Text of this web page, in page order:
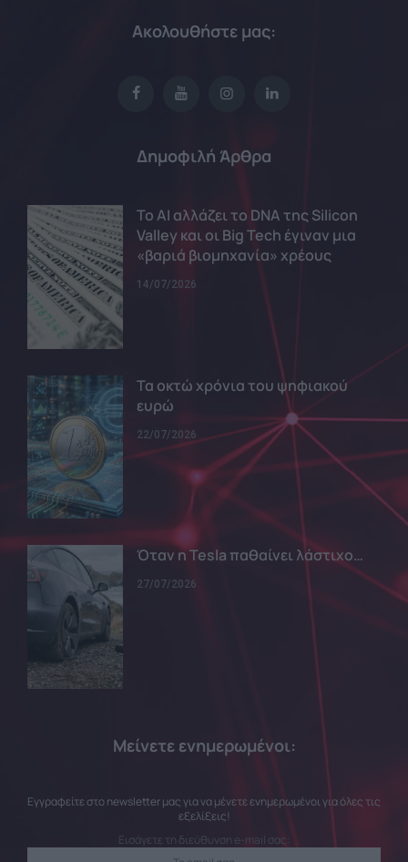
Ακολουθήστε μας:
Δημοφιλή Άρθρα
Το AI αλλάζει το DNA της Silicon
Valley και οι Big Tech έγιναν μια
«βαριά βιομηχανία» χρέους
14/07/2026
Τα οκτώ χρόνια του ψηφιακού
ευρώ
22/07/2026
Όταν η Tesla παθαίνει λάστιχο…
27/07/2026
Μείνετε ενημερωμένοι:
Εγγραφείτε στο newsletter μας για να μένετε ενημερωμένοι για όλες τις
εξελίξεις!
Εισάγετε τη διεύθυνση e-mail σας: